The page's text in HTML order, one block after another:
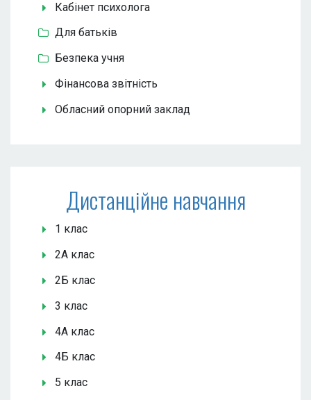
Кабінет психолога
Для батьків
Безпека учня
Фінансова звітність
Обласний опорний заклад
Дистанційне навчання
1 клас
2А клас
2Б клас
3 клас
4А клас
4Б клас
5 клас